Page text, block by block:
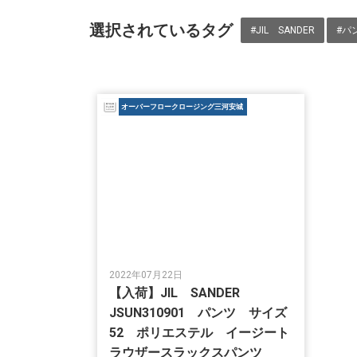
選択されているタグ #JIL SANDER #パ
オーバーフロークロージング三河安城
2022年07月22日
【入荷】JIL SANDER
JSUN310901 パンツ サイズ
52 ポリエステル イージート
ラウザースラックスパンツ